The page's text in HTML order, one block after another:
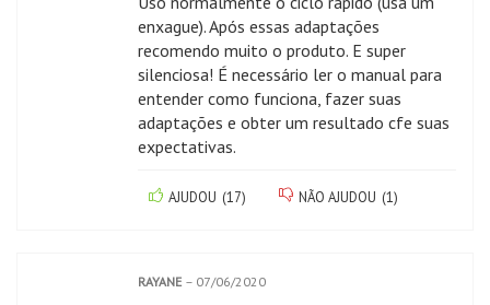
enxague). Após essas adaptações
recomendo muito o produto. E super
silenciosa! É necessário ler o manual para
entender como funciona, fazer suas
adaptações e obter um resultado cfe suas
expectativas.
AJUDOU (17) NÃO AJUDOU (1)
RAYANE – 07/06/2020